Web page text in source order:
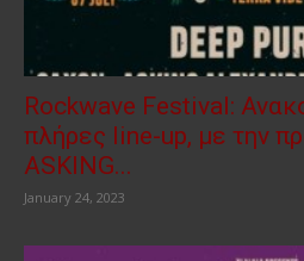
Rockwave Festival:
πλήρες line-up, με την
ASKING...
January 24, 2023